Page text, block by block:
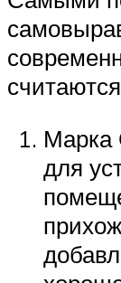
Марка
для